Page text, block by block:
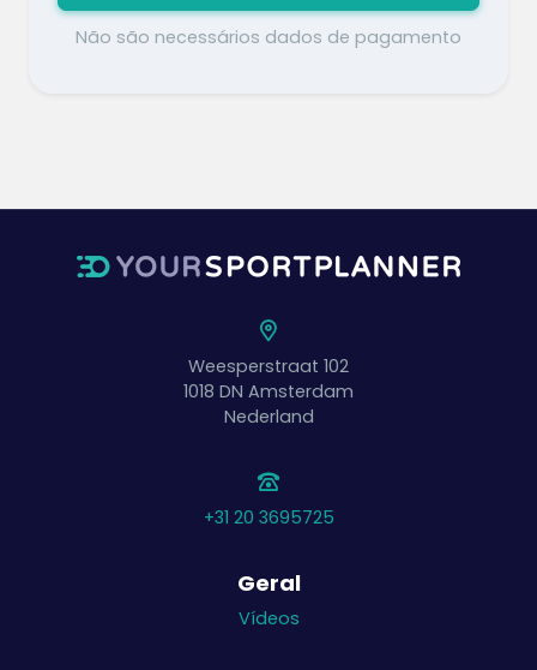
Não são necessários dados de pagamento
Weesperstraat 102
1018 DN Amsterdam
Nederland
+31 20 3695725
Geral
Vídeos